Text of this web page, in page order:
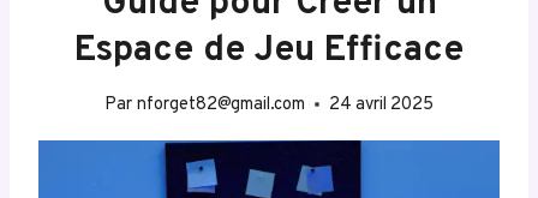
Espace de Jeu Efficace
Par nforget82@gmail.com 24 avril 2025